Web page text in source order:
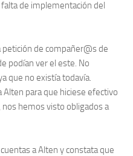
falta de implementación del
de compañer@s de
podían ver el este. No
que no existía todavía.
Alten para que hiciese efectivo
hemos visto obligados a
a Alten y constata que